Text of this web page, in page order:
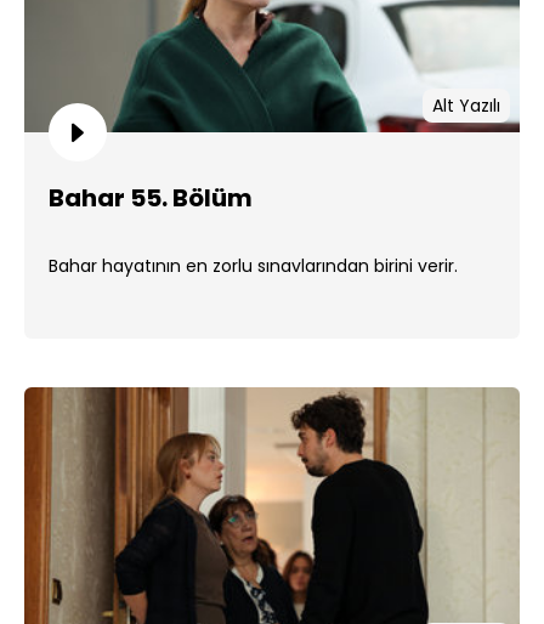
Alt Yazılı
Bahar 55. Bölüm
Bahar hayatının en zorlu sınavlarından birini verir.